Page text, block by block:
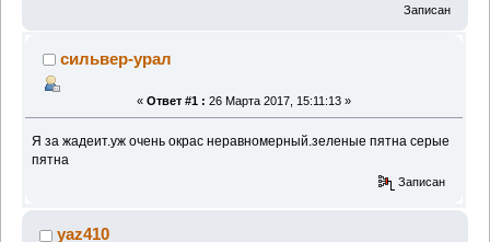
Записан
сильвер-урал
« Ответ #1 : 26 Марта 2017, 15:11:13 »
Я за жадеит.уж очень окрас неравномерный.зеленые пятна серые
пятна
Записан
yaz410